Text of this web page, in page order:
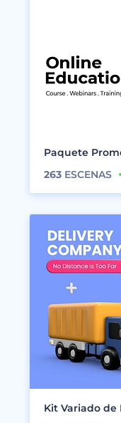
Paquete
263 ESCENAS
Kit Variado de